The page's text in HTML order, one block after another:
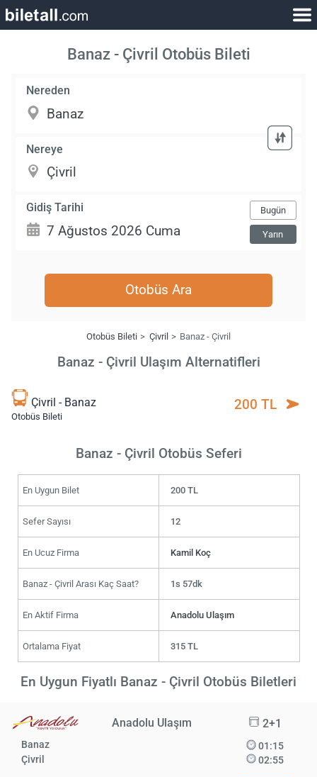
Banaz - Çivril Otobüs Bileti
Nereden
Nereye
Gidiş Tarihi Bugün
Yarın
Otobüs Ara
Otobüs Bileti Çivril Banaz - Çivril
Banaz - Çivril Ulaşım Alternatifleri
Çivril - Banaz
Otobüs Bileti
200 TL
Banaz - Çivril Otobüs Seferi
En Uygun Bilet 200 TL
Sefer Sayısı 12
En Ucuz Firma Kamil Koç
Banaz - Çivril Arası Kaç Saat? 1s 57dk
En Aktif Firma Anadolu Ulaşım
Ortalama Fiyat 315 TL
En Uygun Fiyatlı Banaz - Çivril Otobüs Biletleri
Anadolu Ulaşım 2+1
Banaz
Çivril
01:15
02:55